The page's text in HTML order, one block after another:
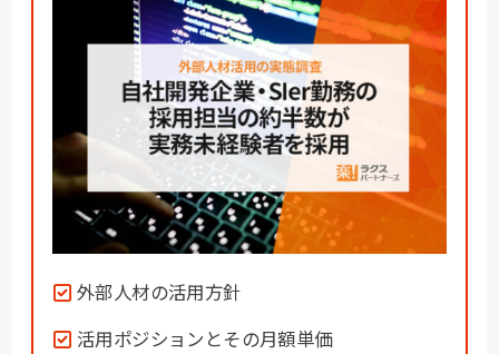
外部人材の活用方針
活用ポジションとその月額単価